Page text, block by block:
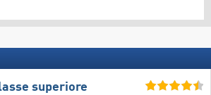
superiore